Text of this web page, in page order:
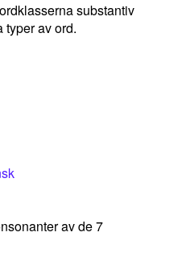
substantiv
typer av ord.
av de 7